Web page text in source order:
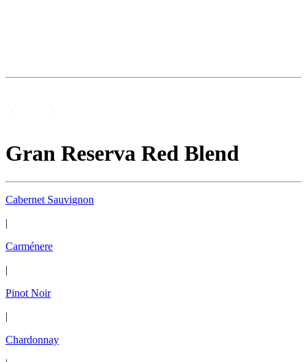
Gran Reserva Red Blend
Cabernet Sauvignon
|
Carménere
|
Pinot Noir
|
Chardonnay